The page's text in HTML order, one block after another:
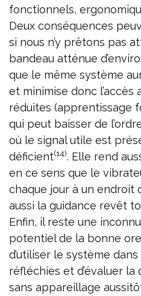
fonctionnels,
Deux conséquences
si nous n’y prêtons pas
bandeau atténue
que le même système
et minimise donc l’accès
réduites (apprentissage
qui peut baisser de
où le signal utile est
déficient(14). Elle rend
en ce sens que le
chaque jour à un endroit
aussi la guidance revêt
Enfin, il reste une
potentiel de la bonne
d’utiliser le système
réfléchies et d’évaluer
sans appareillage